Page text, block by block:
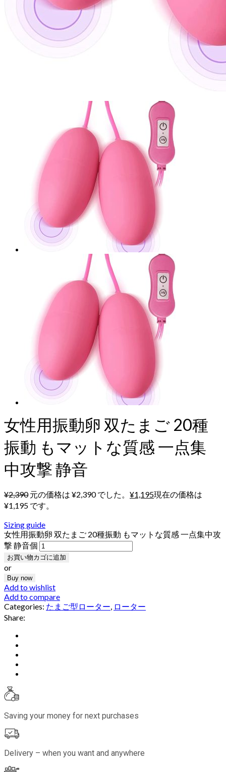
女性用振動卵 双たまご 20種
振動 もマットな質感 一点集
中攻撃 静音
¥2,390 元の価格は ¥2,390 でした。 ¥1,195現在の価格は
¥1,195 です。
Sizing guide
女性用振動卵 双たまご 20種振動 もマットな質感 一点集中攻
撃 静音個
お買い物カゴに追加
or
Buy now
Add to wishlist
Add to compare
Categories: たまご型ローター, ローター
Share:
Saving your money for next purchases
Delivery – when you want and anywhere